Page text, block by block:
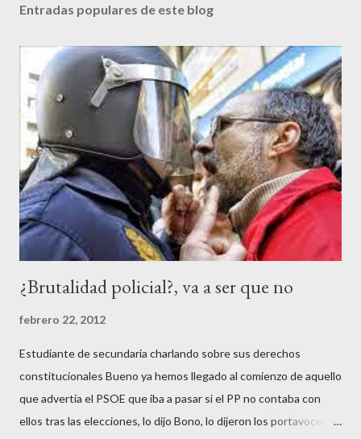
Entradas populares de este blog
¿Brutalidad policial?, va a ser que no
febrero 22, 2012
Estudiante de secundaria charlando sobre sus derechos
constitucionales Bueno ya hemos llegado al comienzo de aquello
que advertía el PSOE que iba a pasar si el PP no contaba con
ellos tras las elecciones, lo dijo Bono, lo dijeron los portavoces